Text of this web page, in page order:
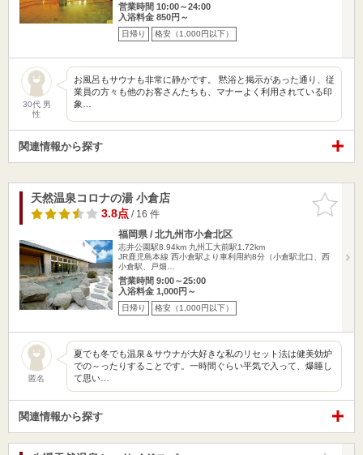
営業時間 10:00～24:00
入浴料金 850円～
日帰り 格安（1,000円以下）
30代 男
性
お風呂もサウナも非常に静かです。 黙浴と掲示があった通り、従
業員の方々も他のお客さんたちも、マナーよく利用されている印
象…
関連情報から探す
お気に入
りに追加
天然温泉コロナの湯 小倉店
3.8点/ 16 件
福岡県 / 北九州市小倉北区
志井公園駅8.94km 九州工大前駅1.72km
JR鹿児島本線 西小倉駅より車利用約8分（小倉駅北口、西
小倉駅、戸畑…
営業時間 9:00～25:00
入浴料金 1,000円～
日帰り 格安（1,000円以下）
匿名
夏でも冬でも温泉＆サウナが大好きな私のリセット法は健美効炉
での～ったりすることです。一時間ぐらい平気で入って、爆睡し
て思い…
関連情報から探す